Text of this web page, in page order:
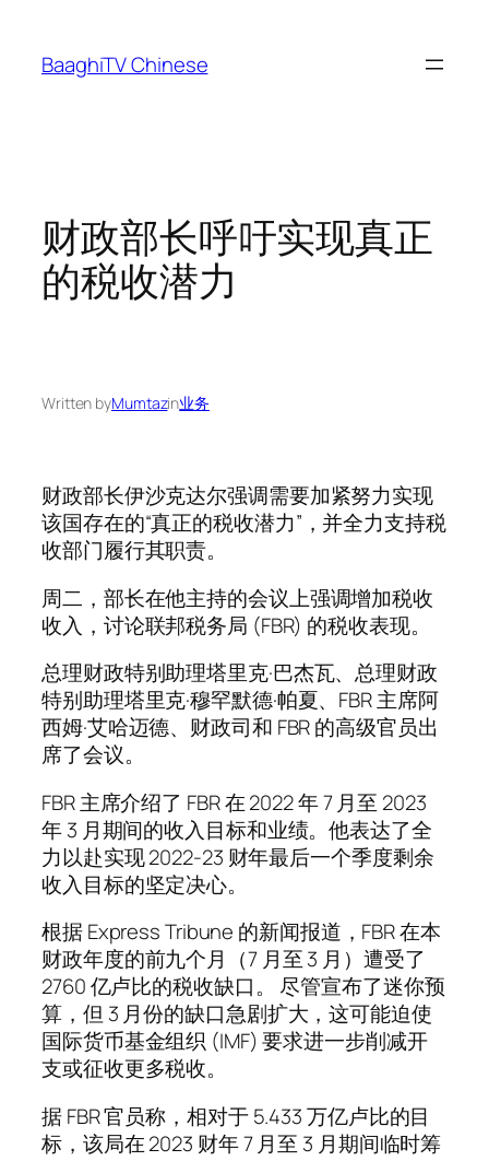
content
BaaghiTV Chinese
财政部长呼吁实现真正
的税收潜力
Written byMumtazin业务
财政部长伊沙克达尔强调需要加紧努力实现
该国存在的“真正的税收潜力”，并全力支持税
收部门履行其职责。
周二，部长在他主持的会议上强调增加税收
收入，讨论联邦税务局 (FBR) 的税收表现。
总理财政特别助理塔里克·巴杰瓦、总理财政
特别助理塔里克·穆罕默德·帕夏、FBR 主席阿
西姆·艾哈迈德、财政司和 FBR 的高级官员出
席了会议。
FBR 主席介绍了 FBR 在 2022 年 7 月至 2023
年 3 月期间的收入目标和业绩。他表达了全
力以赴实现 2022-23 财年最后一个季度剩余
收入目标的坚定决心。
根据 Express Tribune 的新闻报道，FBR 在本
财政年度的前九个月（7 月至 3 月）遭受了
2760 亿卢比的税收缺口。 尽管宣布了迷你预
算，但 3 月份的缺口急剧扩大，这可能迫使
国际货币基金组织 (IMF) 要求进一步削减开
支或征收更多税收。
据 FBR 官员称，相对于 5.433 万亿卢比的目
标，该局在 2023 财年 7 月至 3 月期间临时筹